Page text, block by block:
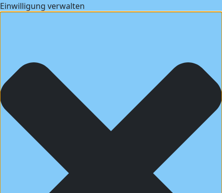
Einwilligung verwalten